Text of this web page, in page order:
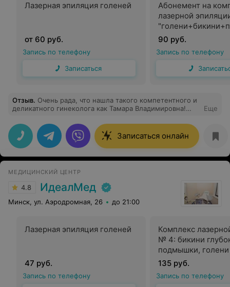
Лазерная эпиляция голеней
от 60 руб.
Запись по телефону
Записаться
Абонемент на
лазерной
1 зона", 6 сеансов
90 руб.
Запись по телефону
Отзыв. Очень рада, что нашла такого компетентного и
деликатного гинеколога как Тамара Владимировна!
Еще
Записаться онлайн
МЕДИЦИНСКИЙ ЦЕНТР
4.8 ИдеалМед
Минск, ул. Аэродромная, 26 до 21:00
Лазерная эпиляция голеней
47 руб.
Запись по телефону
Комплекс
№ 4: бикини
подмышки,
135 руб.
Запись по телефону